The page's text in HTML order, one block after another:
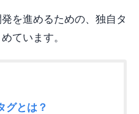
を進めるための、独自タ
ています。
グとは？